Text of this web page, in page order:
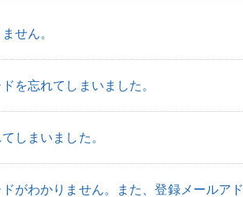
せん。
を忘れてしまいました。
しまいました。
がわかりません。また、登録メールアド